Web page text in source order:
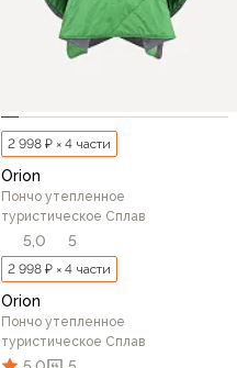
2 998 ₽ × 4 части
Orion
Пончо утепленное
туристическое Сплав
5,0 5
2 998 ₽ × 4 части
Orion
Пончо утепленное
туристическое Сплав